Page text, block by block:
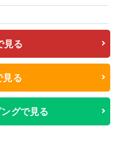
見る
見る
グで見る